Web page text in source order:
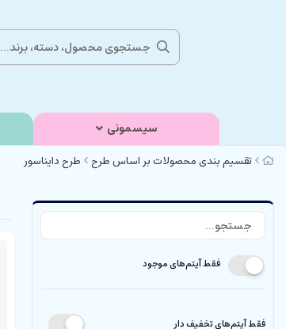
سیسمونی
تقسیم بندی محصولات بر اساس طرح طرح دایناسور
فقط آیتم‌های موجود
فقط آیتم‌های تخفیف دار